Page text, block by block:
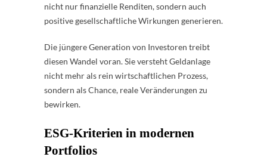
nicht nur finanzielle Renditen, sondern auch
positive gesellschaftliche Wirkungen generieren.
Die jüngere Generation von Investoren treibt
diesen Wandel voran. Sie versteht Geldanlage
nicht mehr als rein wirtschaftlichen Prozess,
sondern als Chance, reale Veränderungen zu
bewirken.
ESG-Kriterien in modernen
Portfolios